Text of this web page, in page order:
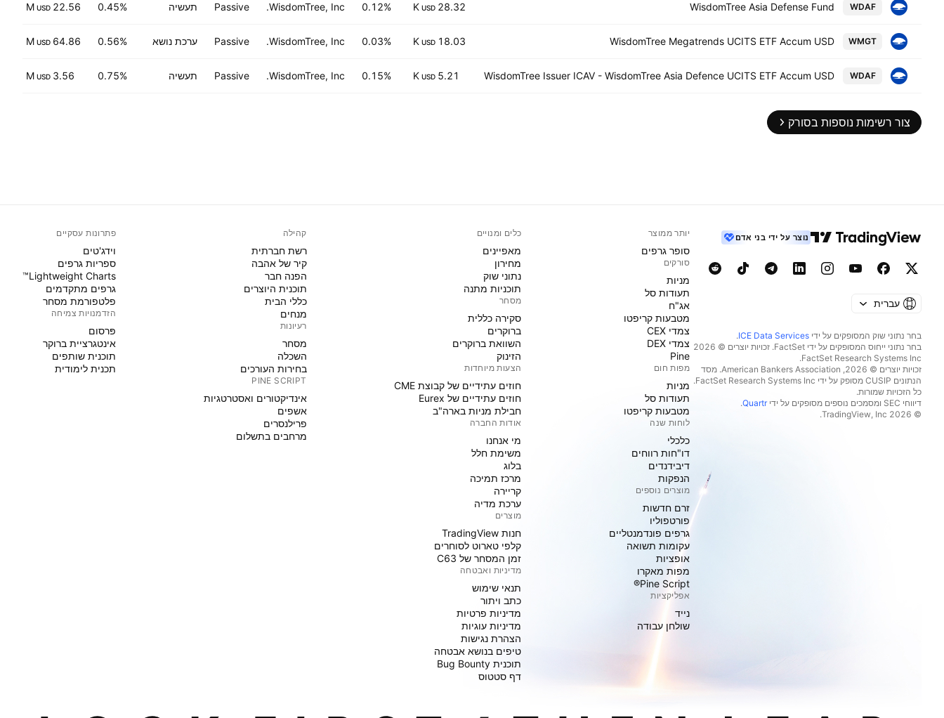
WDAF
WisdomTree Asia Defense Fund
28.32 K
USD
0.12%
WisdomTree, Inc.
Passive תעשיה 0.45%
22.56 M
USD
WMGT
WisdomTree Megatrends UCITS ETF Accum USD
18.03 K
USD
0.03%
WisdomTree, Inc.
Passive ערכת נושא 0.56%
64.86 M
USD
WDAF
WisdomTree Issuer ICAV - WisdomTree Asia Defence UCITS ETF Accum USD
5.21 K
USD
0.15%
WisdomTree, Inc.
Passive תעשיה 0.75%
3.56 M
USD
צור רשימות נוספות בסורק
נוצר על ידי בני אדם
עברית
בחר נתוני שוק המסופקים על ידי ICE Data Services
.
בחר נתוני ייחוס המסופקים על ידי FactSet. זכויות יוצרים © 2026
זכויות יוצרים © 2026, ‏American Bankers Association. מסד
הנתונים CUSIP מסופק על ידי FactSet Research Systems Inc.
כל הזכויות שמורות.
דיווחי SEC ומסמכים נוספים מסופקים על ידי
Quartr
.
© 2026 ‏TradingView, Inc.‏
יותר ממוצר
סופר גרפים
סורקים
מניות‏
תעודות סל
אג"ח
מטבעות קריפטו
צמדי CEX
צמדי DEX
Pine
מפות חום
מניות‏
תעודות סל
מטבעות קריפטו
לוחות שנה
כלכלי
דו"חות רווחים
דיבידנדים
הנפקות
מוצרים נוספים
זרם חדשות
פורטפוליו
גרפים פונדמנטליים
עקומות תשואה
אופציות
מפות מאקרו
Pine Script®
אפליקציות
נייד
שולחן עבודה
כלים ומנויים
מאפיינים
מחירון
נתוני שוק
תוכניות מתנה
מסחר
סקירה כללית
ברוקרים
השוואת ברוקרים
הזינוק
הצעות מיוחדות
חוזים עתידיים של קבוצת CME
חוזים עתידיים של Eurex
חבילת מניות בארה"ב
אודות החברה
מי אנחנו
משימת חלל
בלוג
מרכז תמיכה
קריירה
ערכת מדיה
מוצרים
חנות TradingView
קלפי טארוט לסוחרים
זמן המסחר של C63
מדיניות ואבטחה
תנאי שימוש
כתב ויתור
מדיניות פרטיות
מדיניות עוגיות
הצהרת נגישות
טיפים בנושא אבטחה
תוכנית Bug Bounty
דף סטטוס
קהילה
רשת חברתית
קיר של אהבה
הפנה חבר
תוכנית היוצרים
כללי הבית
מנחים
רעיונות
מסחר
השכלה
בחירות העורכים
PINE SCRIPT
אינדיקטורים ואסטרטגיות
אשפים
פרילנסרים
מרחבים בתשלום
פתרונות עסקיים
וידג'טים
ספריות גרפים
Lightweight Charts™
גרפים מתקדמים
פלטפורמת מסחר
הזדמנויות צמיחה
פּרסום
אינטגרציית ברוקר
תוכנית שותפים
תכנית לימודית